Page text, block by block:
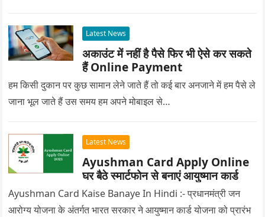
Latest News
अकाउंट में नहीं है पैसे फिर भी ऐसे कर सकते
हैं Online Payment
हम किसी दुकान पर कुछ सामान लेने जाते हैं तो कई बार अनजाने में हम पैसे ले
जाना भूल जाते हैं उस समय हम अपने मोबाइल से…
Latest News
Ayushman Card Apply Online
घर बैठे स्मार्टफोन से बनाएं आयुष्मान कार्ड
Ayushman Card Kaise Banaye In Hindi :- प्रधानमंत्री जन
आरोग्य योजना के अंतर्गत भारत सरकार ने आयुष्मान कार्ड योजना को प्रारंभ